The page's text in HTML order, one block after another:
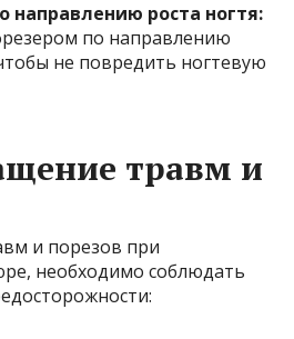
направлению роста ногтя:
по направлению
не повредить ногтевую
травм и
и порезов при
необходимо соблюдать